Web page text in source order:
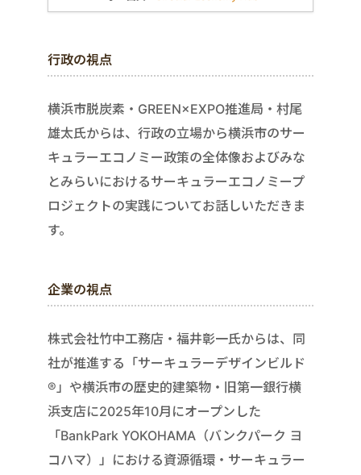
行政の視点
横浜市脱炭素・GREEN×EXPO推進局・村尾
雄太氏からは、行政の立場から横浜市のサー
キュラーエコノミー政策の全体像およびみな
とみらいにおけるサーキュラーエコノミープ
ロジェクトの実践についてお話しいただきま
す。
企業の視点
株式会社竹中工務店・福井彰一氏からは、同
社が推進する「サーキュラーデザインビルド
®」や横浜市の歴史的建築物・旧第一銀行横
浜支店に2025年10月にオープンした
「BankPark YOKOHAMA（バンクパーク ヨ
コハマ）」における資源循環・サーキュラー